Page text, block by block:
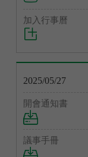
2025/05/27